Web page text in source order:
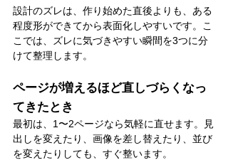
設計のズレは、作り始めた直後よりも、ある
程度形ができてから表面化しやすいです。こ
こでは、ズレに気づきやすい瞬間を3つに分
けて整理します。
ページが増えるほど直しづらくなっ
てきたとき
最初は、1〜2ページなら気軽に直せます。見
出しを変えたり、画像を差し替えたり、並び
を変えたりしても、すぐ整います。